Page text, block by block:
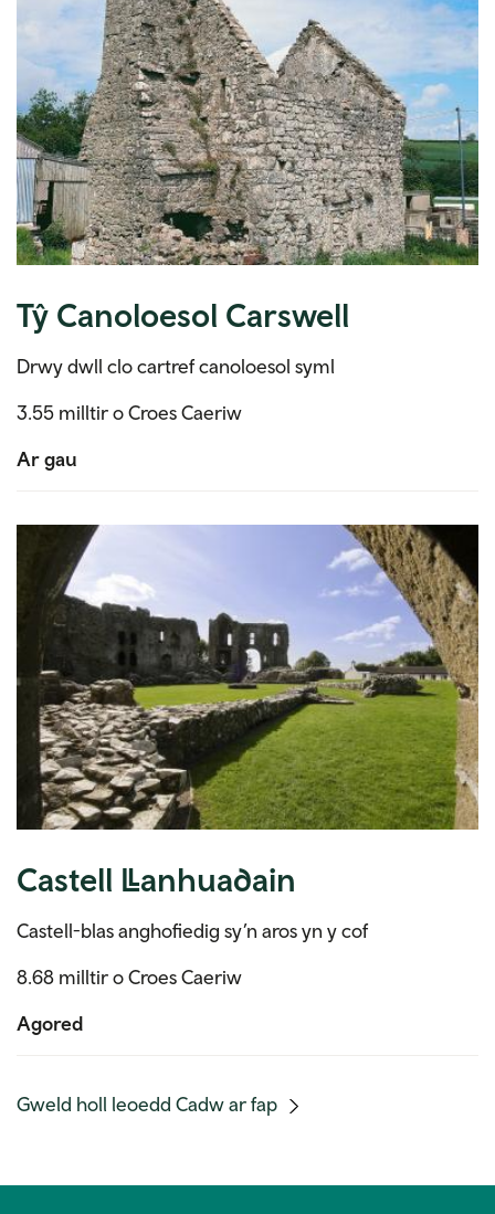
Tŷ Canoloesol Carswell
Drwy dwll clo cartref canoloesol syml
3.55 milltir o Croes Caeriw
Ar gau
Castell Llanhuadain
Castell-blas anghofiedig sy’n aros yn y cof
8.68 milltir o Croes Caeriw
Agored
Gweld holl leoedd Cadw ar fap